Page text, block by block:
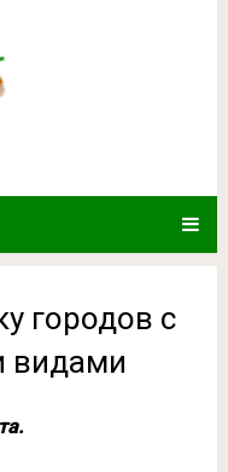
городов
городов с
видами